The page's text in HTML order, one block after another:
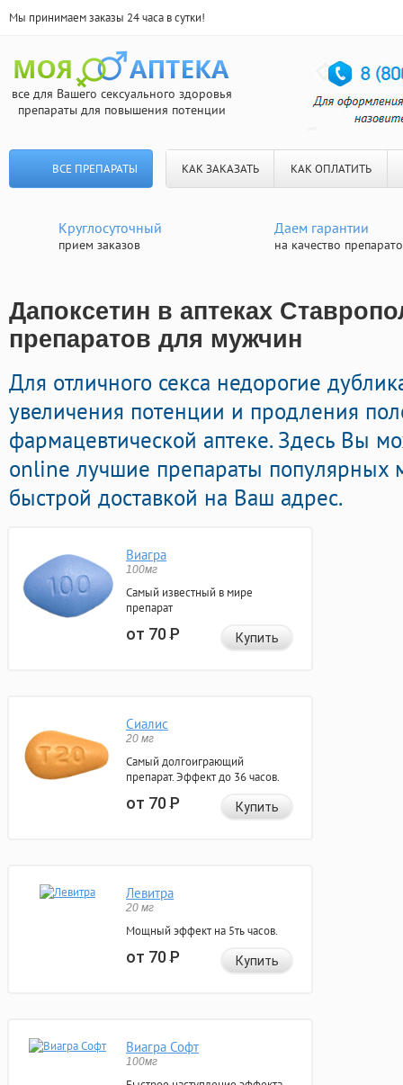
Мы принимаем заказы 24 часа в сутки!
все для Вашего сексуального здоровья
препараты для повышения потенции
ВСЕ ПРЕПАРАТЫ КАК ЗАКАЗАТЬ КАК ОПЛАТИТЬ
Круглосуточный
прием заказов
Даем гарантии
на качество
Дапоксетин в аптеках
препаратов для мужчин
Для отличного секса недорогие
увеличения потенции и продления
фармацевтической аптеке. Здесь Вы
online лучшие препараты популярных
быстрой доставкой на Ваш адрес.
Виагра
100мг
Самый известный в мире
препарат
от 70Р Купить
Сиалис
20 мг
Самый долгоиграющий
препарат. Эффект до 36 часов.
от 70Р Купить
Левитра
20 мг
Мощный эффект на 5ть часов.
от 70Р Купить
Виагра Софт
100мг